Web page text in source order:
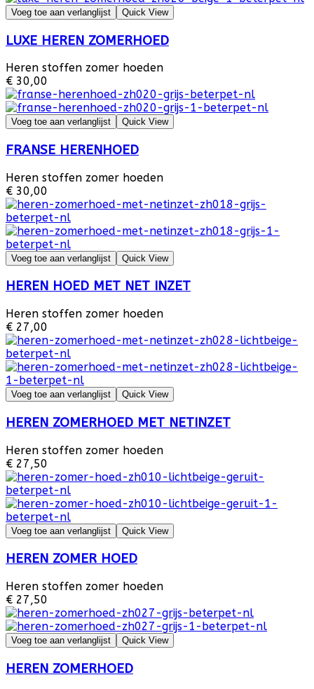
Voeg toe aan verlanglijst Quick View
LUXE HEREN ZOMERHOED
Heren stoffen zomer hoeden
€ 30,00
Voeg toe aan verlanglijst Quick View
FRANSE HERENHOED
Heren stoffen zomer hoeden
€ 30,00
Voeg toe aan verlanglijst Quick View
HEREN HOED MET NET INZET
Heren stoffen zomer hoeden
€ 27,00
Voeg toe aan verlanglijst Quick View
HEREN ZOMERHOED MET NETINZET
Heren stoffen zomer hoeden
€ 27,50
Voeg toe aan verlanglijst Quick View
HEREN ZOMER HOED
Heren stoffen zomer hoeden
€ 27,50
Voeg toe aan verlanglijst Quick View
HEREN ZOMERHOED